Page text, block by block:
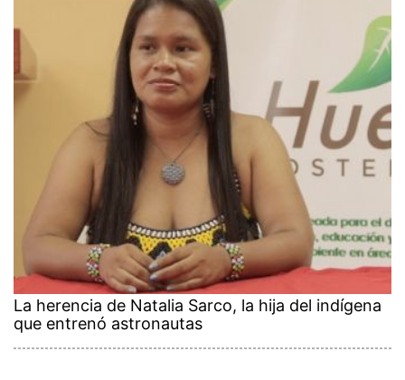
La herencia de Natalia Sarco, la hija del indígena
que entrenó astronautas